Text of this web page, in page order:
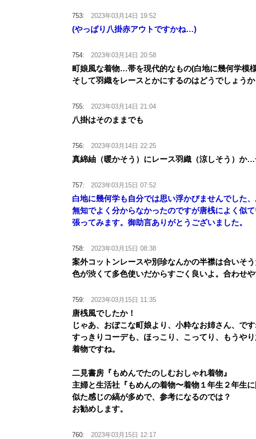
753: 2023年03月14日 19:52
(やっぱり八掛赤アウトですかね…)
754: 2023年03月14日 20:58
町娘風な着物…帯を現代的なもの(白地に幾何学模
そして羽織をレースとかにするのはどうでしょうか
755: 2023年03月14日 21:04
八掛はそのままでも
756: 2023年03月14日 22:25
真綿紬（暖かそう）にレース羽織（涼しそう）か
757: 2023年03月15日 07:52
白地に幾何学も自分では思い浮かびませんでした
無知でよく分からなかったのですが唐桟によく似
張ってみます。御助言ありがとうございました。
758: 2023年03月15日 08:38
案外コットンレースや別珍なんかの半襟は合いそ
色が渋くて多色使いだからすごく良いよ。合わせや
759: 2023年03月15日 11:35
唐桟風でしたか！
じゃあ、おぼこな町娘より、小粋なお姉さん、です
すっきりコーデも、ほっこり、こってり、もうや
着物ですね。
二見書房『もめんでたのしむおしゃれ着物』
主婦と生活社『もめんの着物〜着物１年生２年生に
似た感じの縞が多めで、参考になるのでは？
お勧めします。
760: 2023年03月15日 12:17